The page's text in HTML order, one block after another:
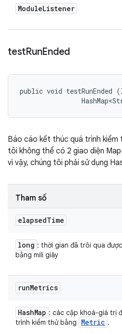
ModuleListener
testRunEnded
public void testRunEnded
Báo cáo kết thúc quá trình kiểm
tôi không thể có 2 giao diện
vì vậy, chúng tôi phải sử dụng
Tham số
elapsedTime
long : thời gian đã trôi qua
bằng mili giây
runMetrics
HashMap : các cặp khoá-giá trị
trình kiểm thử bằng
Metric .